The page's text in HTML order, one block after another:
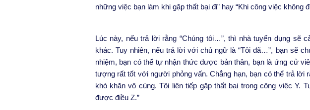
những việc bạn làm khi gặp thất bại đi” hay “Khi công việc
Lúc này, nếu trả lời rằng “Chúng tôi…”, thì nhà tuyển dụng sẽ
khác. Tuy nhiên, nếu trả lời với chủ ngữ là “Tôi đã…”, bạn sẽ
nhiệm, bạn có thể tự nhận thức được bản thân, bạn là ứng cử
tượng rất tốt với người phỏng vấn. Chẳng hạn, bạn có thể trả lời
khó khăn vô cùng. Tôi liên tiếp gặp thất bại trong công việc Y.
được điều Z.”